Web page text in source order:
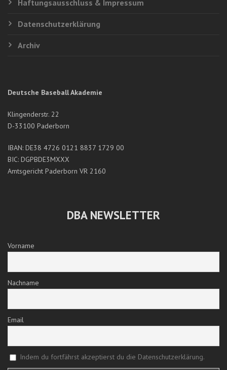
Haftungsausschluss & Impressum
Datenschutzerklärung
Archiv
Deutsche Baseball Akademie
Klingenderstr. 22
D-33100 Paderborn
IBAN: DE38 4726 0121 8837 1729 00
BIC: DGPBDE3MXXX
Amtsgericht Paderborn VR 2160
DBA NEWSLETTER
Vorname
Nachname
Email
Indem du fortfährst akzeptierst du die Datenschutzerklärung.